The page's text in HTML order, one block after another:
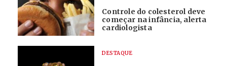
Controle do colesterol deve
começar na infância, alerta
cardiologista
DESTAQUE